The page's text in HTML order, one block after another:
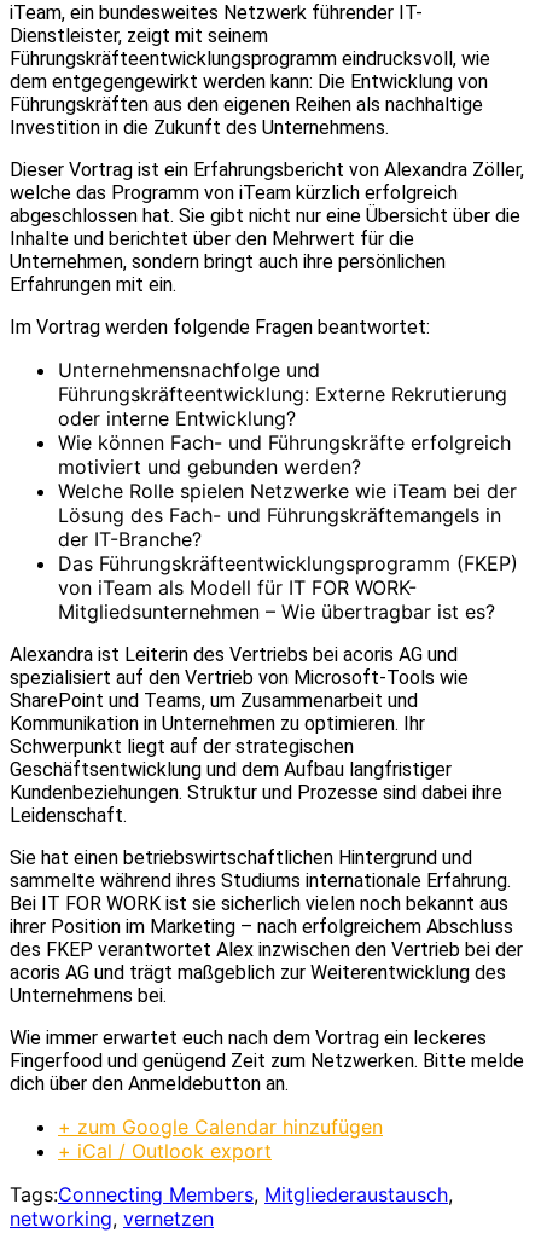
iTeam, ein bundesweites Netzwerk führender IT-
Dienstleister, zeigt mit seinem
Führungskräfteentwicklungsprogramm eindrucksvoll, wie
dem entgegengewirkt werden kann: Die Entwicklung von
Führungskräften aus den eigenen Reihen als nachhaltige
Investition in die Zukunft des Unternehmens.
Dieser Vortrag ist ein Erfahrungsbericht von Alexandra Zöller,
welche das Programm von iTeam kürzlich erfolgreich
abgeschlossen hat. Sie gibt nicht nur eine Übersicht über die
Inhalte und berichtet über den Mehrwert für die
Unternehmen, sondern bringt auch ihre persönlichen
Erfahrungen mit ein.
Im Vortrag werden folgende Fragen beantwortet:
Unternehmensnachfolge und
Führungskräfteentwicklung: Externe Rekrutierung
oder interne Entwicklung?
Wie können Fach- und Führungskräfte erfolgreich
motiviert und gebunden werden?
Welche Rolle spielen Netzwerke wie iTeam bei der
Lösung des Fach- und Führungskräftemangels in
der IT-Branche?
Das Führungskräfteentwicklungsprogramm (FKEP)
von iTeam als Modell für IT FOR WORK-
Mitgliedsunternehmen – Wie übertragbar ist es?
Alexandra ist Leiterin des Vertriebs bei acoris AG und
spezialisiert auf den Vertrieb von Microsoft-Tools wie
SharePoint und Teams, um Zusammenarbeit und
Kommunikation in Unternehmen zu optimieren. Ihr
Schwerpunkt liegt auf der strategischen
Geschäftsentwicklung und dem Aufbau langfristiger
Kundenbeziehungen. Struktur und Prozesse sind dabei ihre
Leidenschaft.
Sie hat einen betriebswirtschaftlichen Hintergrund und
sammelte während ihres Studiums internationale Erfahrung.
Bei IT FOR WORK ist sie sicherlich vielen noch bekannt aus
ihrer Position im Marketing – nach erfolgreichem Abschluss
des FKEP verantwortet Alex inzwischen den Vertrieb bei der
acoris AG und trägt maßgeblich zur Weiterentwicklung des
Unternehmens bei.
Wie immer erwartet euch nach dem Vortrag ein leckeres
Fingerfood und genügend Zeit zum Netzwerken. Bitte melde
dich über den Anmeldebutton an.
+ zum Google Calendar hinzufügen
+ iCal / Outlook export
Tags:Connecting Members, Mitgliederaustausch,
networking, vernetzen